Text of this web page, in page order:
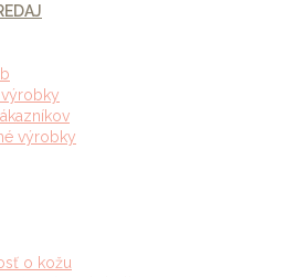
výrobky
o kožu